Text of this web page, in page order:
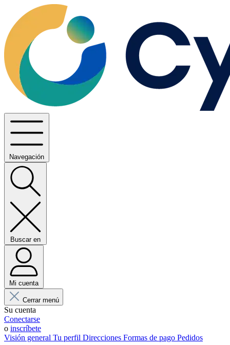
Navegación
Buscar en
Mi cuenta
Cerrar menú
Su cuenta
Conectarse
o inscríbete
Visión general Tu perfil Direcciones Formas de pago Pedidos